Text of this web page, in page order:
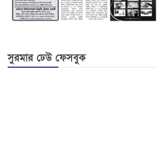
সুরমার ঢেউ ফেসবুক